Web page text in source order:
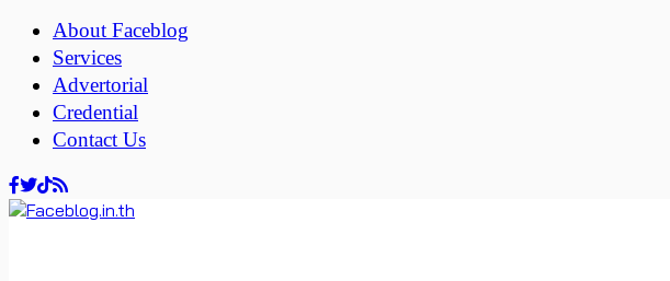
About Faceblog
Services
Advertorial
Credential
Contact Us